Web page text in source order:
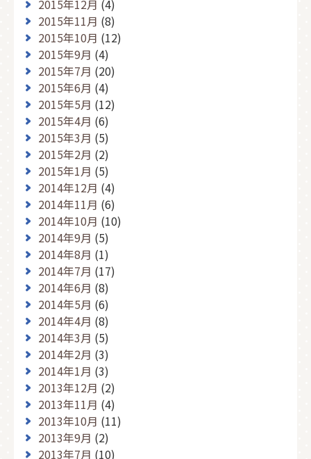
2015年12月 (4)
2015年11月 (8)
2015年10月 (12)
2015年9月 (4)
2015年7月 (20)
2015年6月 (4)
2015年5月 (12)
2015年4月 (6)
2015年3月 (5)
2015年2月 (2)
2015年1月 (5)
2014年12月 (4)
2014年11月 (6)
2014年10月 (10)
2014年9月 (5)
2014年8月 (1)
2014年7月 (17)
2014年6月 (8)
2014年5月 (6)
2014年4月 (8)
2014年3月 (5)
2014年2月 (3)
2014年1月 (3)
2013年12月 (2)
2013年11月 (4)
2013年10月 (11)
2013年9月 (2)
2013年7月 (10)